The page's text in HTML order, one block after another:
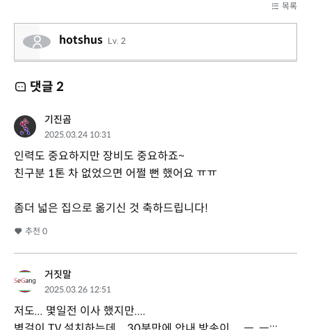
목록
hotshus Lv. 2
댓글 2
기진곰
2025.03.24 10:31
인력도 중요하지만 장비도 중요하죠~
친구분 1톤 차 없었으면 어쩔 뻔 했어요 ㅠㅠ
좀더 넓은 집으로 옮기신 것 축하드립니다!
추천 0
거짓말
2025.03.26 12:51
저도... 몇일전 이사 했지만....